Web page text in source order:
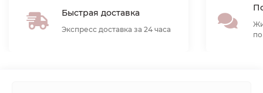
Быстрая доставка
Экспресс доставка за 24 часа